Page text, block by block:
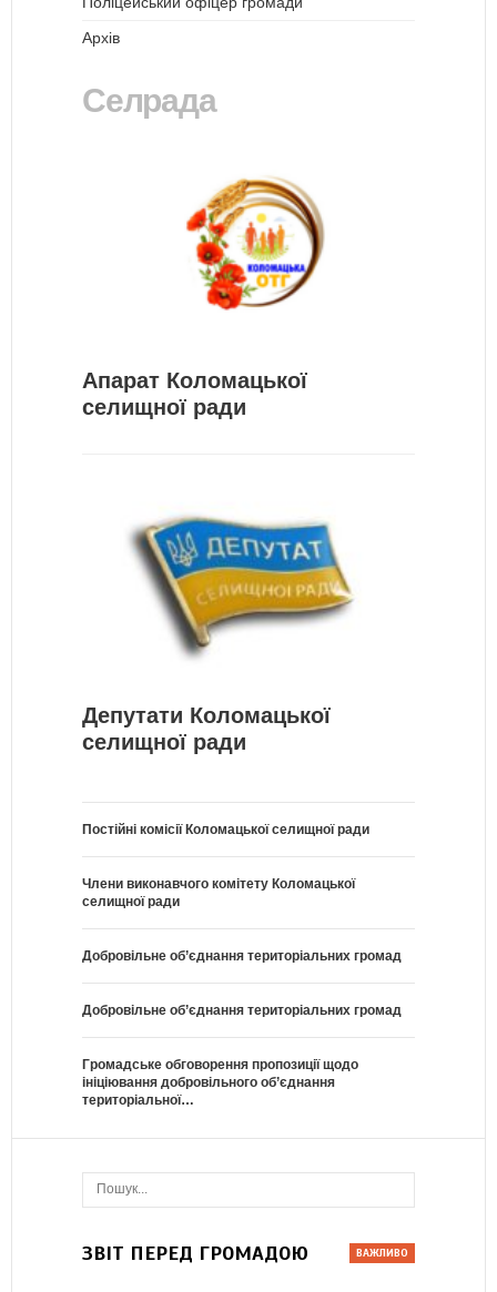
Архів
Селрада
Апарат Коломацької
селищної ради
Депутати Коломацької
селищної ради
Постійні комісії Коломацької селищної ради
Члени виконавчого комітету Коломацької
селищної ради
Добровільне об’єднання територіальних громад
Добровільне об’єднання територіальних громад
Громадське обговорення пропозиції щодо
ініціювання добровільного об’єднання
територіальної…
ЗВІТ ПЕРЕД ГРОМАДОЮ